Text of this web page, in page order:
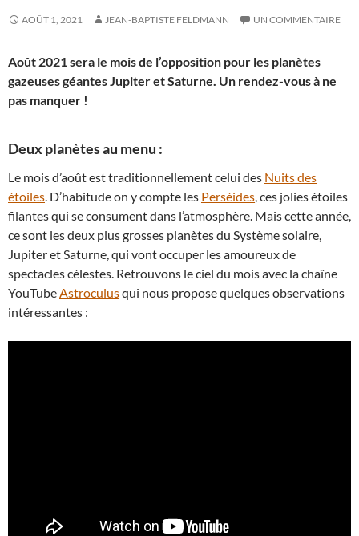
AOÛT 1, 2021 JEAN-BAPTISTE FELDMANN UN COMMENTAIRE
Août 2021 sera le mois de l’opposition pour les planètes
gazeuses géantes Jupiter et Saturne. Un rendez-vous à ne
pas manquer !
Deux planètes au menu :
Le mois d’août est traditionnellement celui des Nuits des
étoiles. D’habitude on y compte les Perséides, ces jolies étoiles
filantes qui se consument dans l’atmosphère. Mais cette année,
ce sont les deux plus grosses planètes du Système solaire,
Jupiter et Saturne, qui vont occuper les amoureux de
spectacles célestes. Retrouvons le ciel du mois avec la chaîne
YouTubeAstroculusqui nous propose quelques observations
intéressantes :